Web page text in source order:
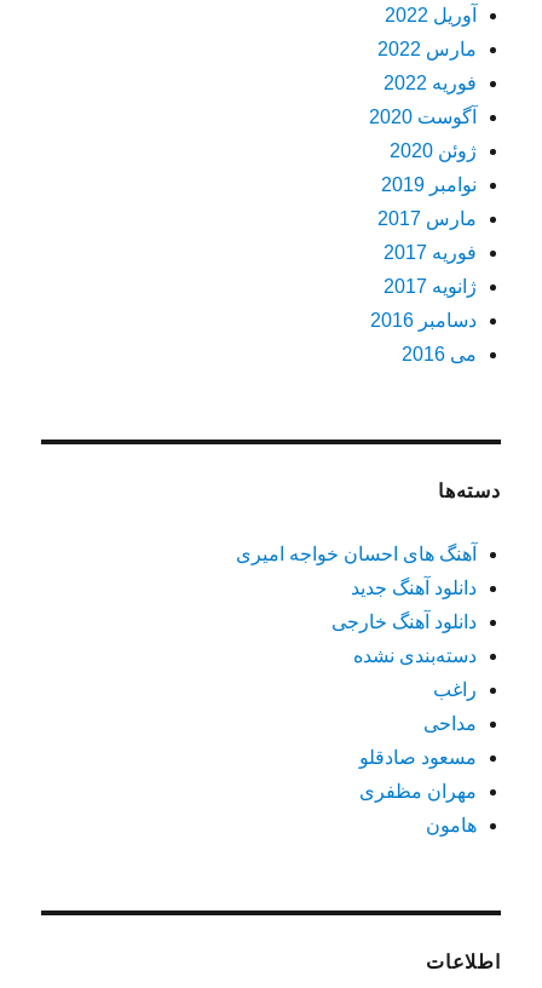
آوریل 2022
مارس 2022
فوریه 2022
آگوست 2020
ژوئن 2020
نوامبر 2019
مارس 2017
فوریه 2017
ژانویه 2017
دسامبر 2016
می 2016
دسته‌ها
آهنگ های احسان خواجه امیری
دانلود آهنگ جدید
دانلود آهنگ خارجی
دسته‌بندی نشده
راغب
مداحی
مسعود صادقلو
مهران مظفری
هامون
اطلاعات